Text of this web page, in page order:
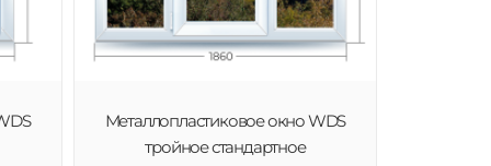
Металлопластиковое окно WDS
тройное стандартное